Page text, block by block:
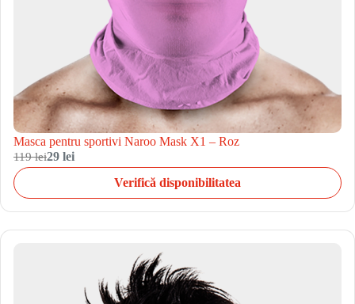
Masca pentru sportivi Naroo Mask X1 – Roz
119 lei29 lei
Verifică disponibilitatea